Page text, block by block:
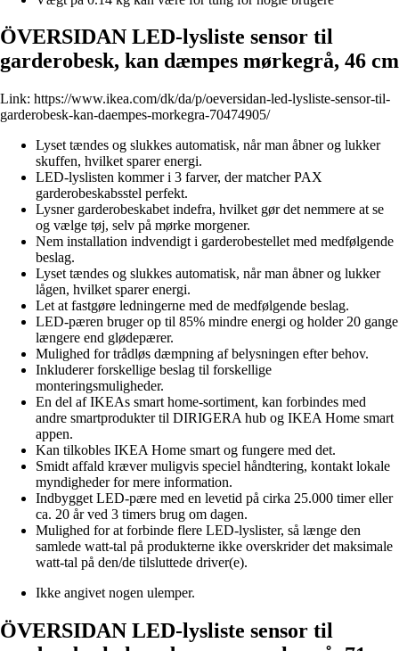
ÖVERSIDAN LED-lysliste sensor til
garderobesk, kan dæmpes mørkegrå, 46 cm
Link: https://www.ikea.com/dk/da/p/oeversidan-led-lysliste-sensor-til-
garderobesk-kan-daempes-morkegra-70474905/
Lyset tændes og slukkes automatisk, når man åbner og lukker
skuffen, hvilket sparer energi.
LED-lyslisten kommer i 3 farver, der matcher PAX
garderobeskabsstel perfekt.
Lysner garderobeskabet indefra, hvilket gør det nemmere at se
og vælge tøj, selv på mørke morgener.
Nem installation indvendigt i garderobestellet med medfølgende
beslag.
Lyset tændes og slukkes automatisk, når man åbner og lukker
lågen, hvilket sparer energi.
Let at fastgøre ledningerne med de medfølgende beslag.
LED-pæren bruger op til 85% mindre energi og holder 20 gange
længere end glødepærer.
Mulighed for trådløs dæmpning af belysningen efter behov.
Inkluderer forskellige beslag til forskellige
monteringsmuligheder.
En del af IKEAs smart home-sortiment, kan forbindes med
andre smartprodukter til DIRIGERA hub og IKEA Home smart
appen.
Kan tilkobles IKEA Home smart og fungere med det.
Smidt affald kræver muligvis speciel håndtering, kontakt lokale
myndigheder for mere information.
Indbygget LED-pære med en levetid på cirka 25.000 timer eller
ca. 20 år ved 3 timers brug om dagen.
Mulighed for at forbinde flere LED-lyslister, så længe den
samlede watt-tal på produkterne ikke overskrider det maksimale
watt-tal på den/de tilsluttede driver(e).
Ikke angivet nogen ulemper.
ÖVERSIDAN LED-lysliste sensor til